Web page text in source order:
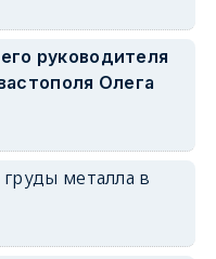
руководителя
Олега
металла в